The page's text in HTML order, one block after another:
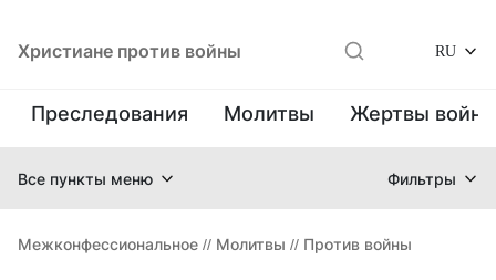
Христиане против войны RU
Преследования Молитвы Жертвы
Все пункты меню Фильтры
Межконфессиональное // Молитвы // Против войны